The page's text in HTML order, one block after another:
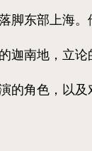
脚东部上海
迦南地，立
角色，以及